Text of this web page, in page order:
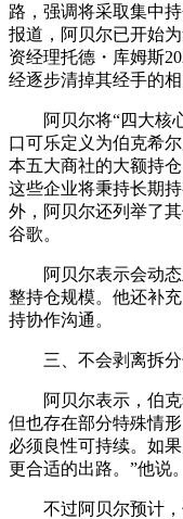
路，强调将采取集中
报道，阿贝尔已开始
资经理托德・库姆斯
经逐步清掉其经手的相
阿贝尔将“四大核心
口可乐定义为伯克希
本五大商社的大额持
这些企业将秉持长期
外，阿贝尔还列举了
谷歌。
阿贝尔表示会动态
整持仓规模。他还补
持协作沟通。
三、不会剥离拆分
阿贝尔表示，伯克
但也存在部分特殊情
必须良性可持续。如
更合适的出路。”他说。
不过阿贝尔预计，